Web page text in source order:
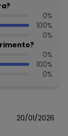
em
N/D*
N/D*
N/D*
N/D*
0%
100%
0%
0%
100%
0%
20/01/2026